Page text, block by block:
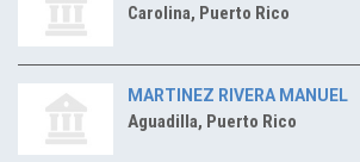
Carolina, Puerto Rico
MARTINEZ RIVERA MANUEL
Aguadilla, Puerto Rico